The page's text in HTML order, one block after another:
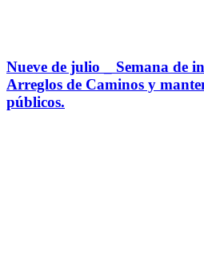
Nueve de julio _ Semana de
Arreglos de Caminos y
públicos.